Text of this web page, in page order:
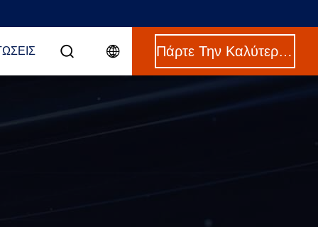
Πάρτε Την Καλύτερη Τιμή